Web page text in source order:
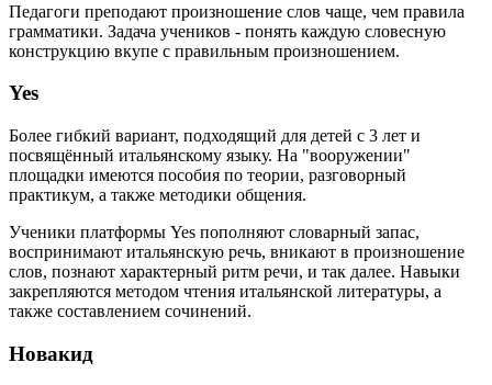
Педагоги преподают произношение слов чаще, чем правила
грамматики. Задача учеников - понять каждую словесную
конструкцию вкупе с правильным произношением.
Yes
Более гибкий вариант, подходящий для детей с 3 лет и
посвящённый итальянскому языку. На "вооружении"
площадки имеются пособия по теории, разговорный
практикум, а также методики общения.
Ученики платформы Yes пополняют словарный запас,
воспринимают итальянскую речь, вникают в произношение
слов, познают характерный ритм речи, и так далее. Навыки
закрепляются методом чтения итальянской литературы, а
также составлением сочинений.
Новакид